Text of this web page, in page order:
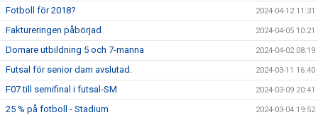
Fotboll för 2018? 2024-04-12 11:31
Faktureringen påbörjad 2024-04-05 10:21
Domare utbildning 5 och 7-manna 2024-04-02 08:19
Futsal för senior dam avslutad. 2024-03-11 16:40
F07 till semifinal i futsal-SM 2024-03-09 20:41
25 % på fotboll - Stadium 2024-03-04 19:52